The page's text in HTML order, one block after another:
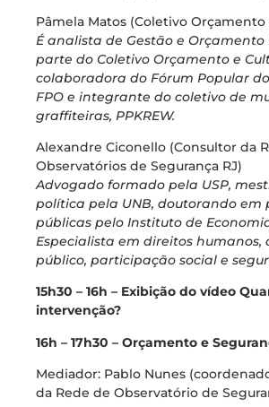
Pâmela Matos (Coletivo Orçamento
É analista de Gestão e Orçamento
parte do Coletivo Orçamento e
colaboradora do Fórum Popular
FPO e integrante do coletivo de
graffiteiras, PPKREW.
Alexandre Ciconello (Consultor da
Observatórios de Segurança RJ)
Advogado formado pela USP,
política pela UNB, doutorando em
públicas pelo Instituto de
Especialista em direitos humanos,
público, participação social e
15h30 – 16h – Exibição do vídeo
intervenção?
16h – 17h30 – Orçamento e
Mediador: Pablo Nunes
da Rede de Observatório de